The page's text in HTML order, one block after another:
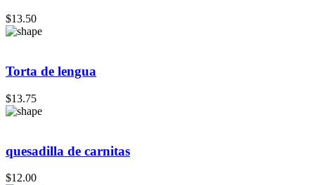
$13.50
Torta de lengua
$13.75
quesadilla de carnitas
$12.00